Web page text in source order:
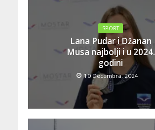
SPORT
Lana Pudar i Džanan
Musa najbolji i u 2024.
godini
10 Decembra, 2024